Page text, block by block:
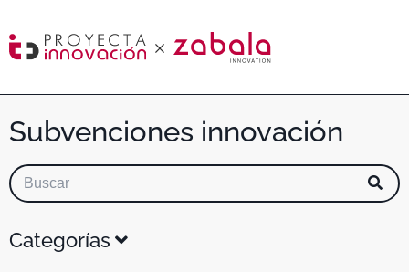
Subvenciones innovación
Categorías